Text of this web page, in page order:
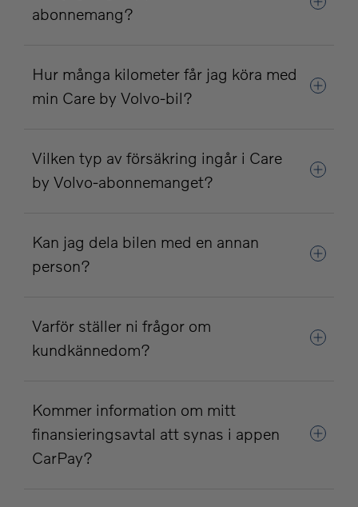
abonnemang?
Hur många kilometer får jag köra med
min Care by Volvo-bil?
Vilken typ av försäkring ingår i Care
by Volvo-abonnemanget?
Kan jag dela bilen med en annan
person?
Varför ställer ni frågor om
kundkännedom?
Kommer information om mitt
finansieringsavtal att synas i appen
CarPay?